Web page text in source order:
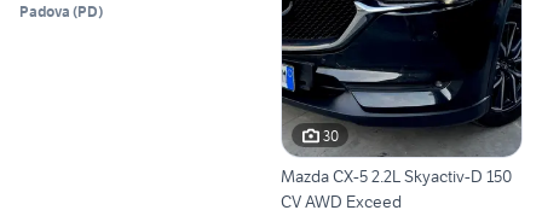
Padova (PD)
30
Mazda CX-5 2.2L Skyactiv-D 150
CV AWD Exceed